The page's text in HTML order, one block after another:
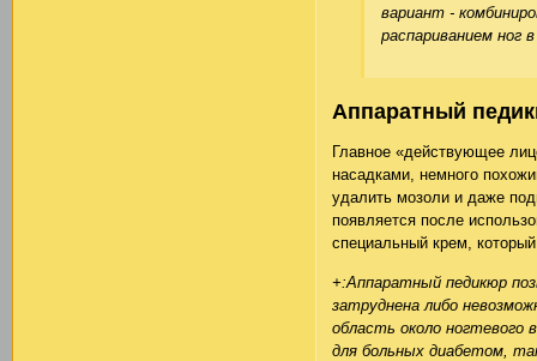
вариант -
распариванием ног
Аппаратный
Главное «действующее
насадками, немного
удалить мозоли и даже
появляется после
специальный крем,
+:Аппаратный педикюр
затруднена либо
область около
для больных диабетом,